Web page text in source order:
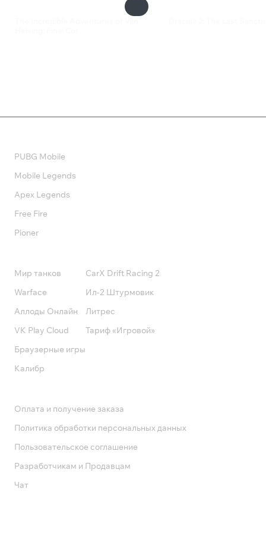
PUBG Mobile
Mobile Legends
Apex Legends
Free Fire
Pioner
Мир танков
Warface
Аллоды Онлайн
VK Play Cloud
Браузерные игры
Калибр
CarX Drift Racing 2
Ил-2 Штурмовик
Литрес
Тариф «Игровой»
Оплата и получение заказа
Политика обработки персональных данных
Пользовательское соглашение
Разработчикам и Продавцам
Чат